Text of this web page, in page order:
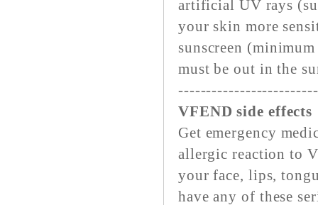
artificial UV rays
your skin more
sunscreen
must be out in the
VFEND side effects
Get emergency
allergic reaction to
your face, lips,
have any of these